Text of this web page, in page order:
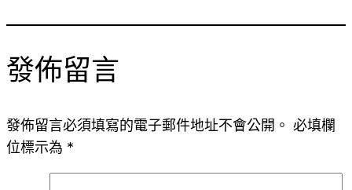
發佈留言
發佈留言必須填寫的電子郵件地址不會公開。 必填欄
位標示為 *